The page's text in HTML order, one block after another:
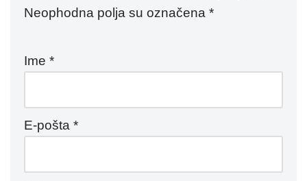
Neophodna polja su označena *
Ime *
E-pošta *